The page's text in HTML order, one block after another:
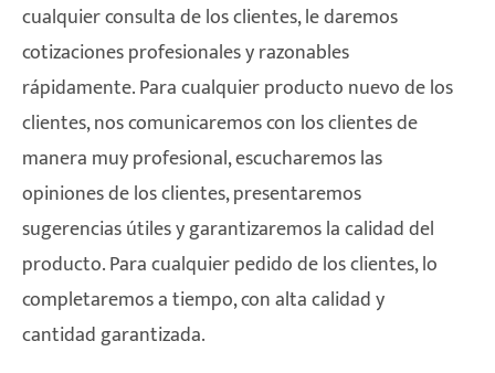
cualquier consulta de los clientes, le daremos
cotizaciones profesionales y razonables
rápidamente. Para cualquier producto nuevo de los
clientes, nos comunicaremos con los clientes de
manera muy profesional, escucharemos las
opiniones de los clientes, presentaremos
sugerencias útiles y garantizaremos la calidad del
producto. Para cualquier pedido de los clientes, lo
completaremos a tiempo, con alta calidad y
cantidad garantizada.